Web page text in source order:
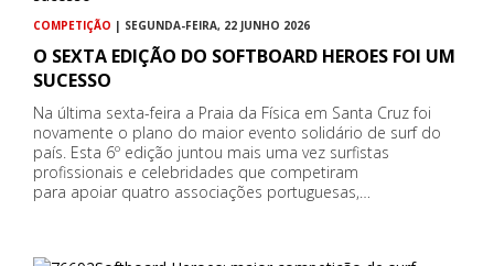
COMPETIÇÃO | SEGUNDA-FEIRA, 22 JUNHO 2026
O SEXTA EDIÇÃO DO SOFTBOARD HEROES FOI UM
SUCESSO
Na última sexta-feira a Praia da Física em Santa Cruz foi
novamente o plano do maior evento solidário de surf do
país. Esta 6º edição juntou mais uma vez surfistas
profissionais e celebridades que competiram
para apoiar quatro associações portuguesas,…